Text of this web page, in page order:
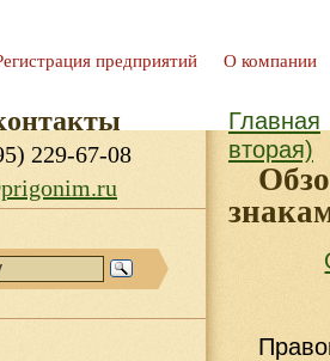
предприятий О компании
229-67-08
Главная
вторая)